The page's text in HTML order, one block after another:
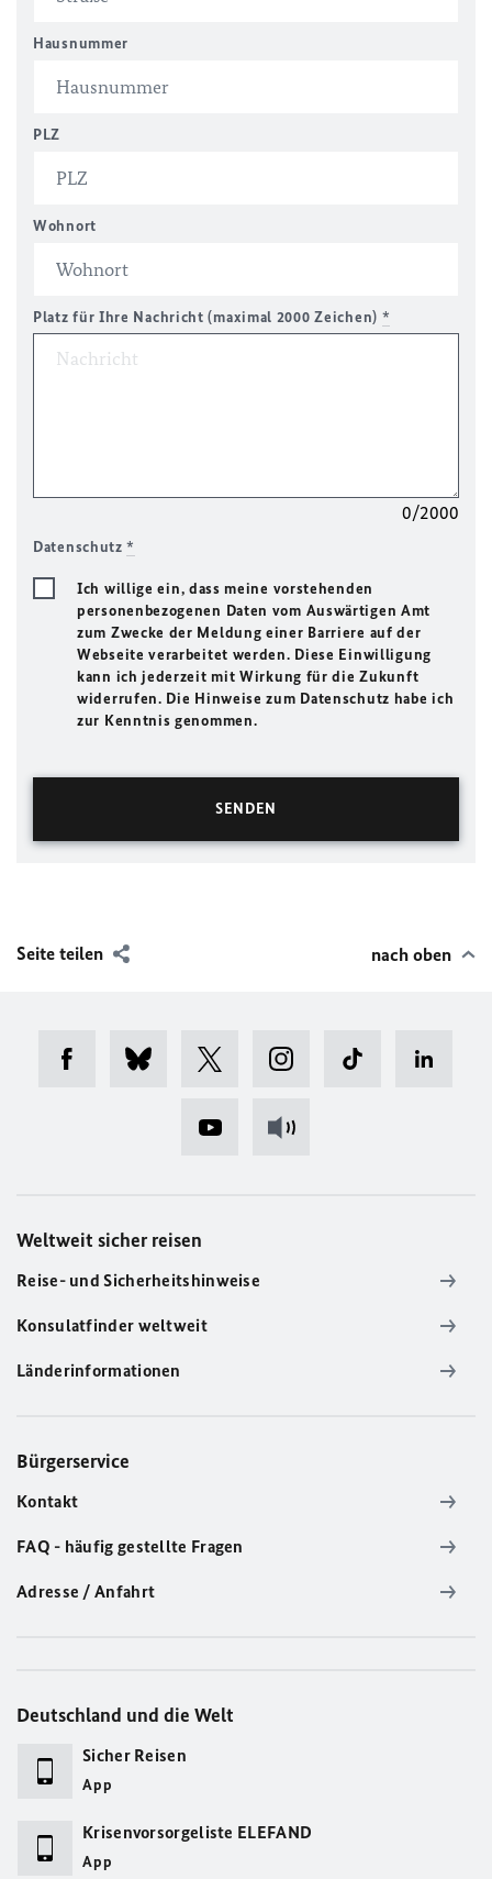
Hausnummer
PLZ
Wohnort
Platz für Ihre Nachricht (maximal 2000 Zeichen) *
0/2000
Datenschutz*
Ich willige ein, dass meine vorstehenden
personenbezogenen Daten vom Auswärtigen Amt
zum Zwecke der Meldung einer Barriere auf der
Webseite verarbeitet werden. Diese Einwilligung
kann ich jederzeit mit Wirkung für die Zukunft
widerrufen. Die Hinweise zum Datenschutz habe ich
zur Kenntnis genommen.
Seite teilen nach oben
Weltweit sicher reisen
Reise- und Sicherheitshinweise
Konsulatfinder weltweit
Länderinformationen
Bürgerservice
Kontakt
FAQ - häufig gestellte Fragen
Adresse / Anfahrt
Deutschland und die Welt
Sicher Reisen
App
Krisenvorsorgeliste ELEFAND
App